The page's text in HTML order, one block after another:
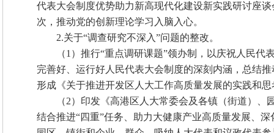
代表大会制度优势助力新高现代化建设新实践研讨座
次，推动党的创新理论学习入脑入心。
2.关于“调查研究不深入”问题的整改。
（1）推行“重点调研课题”领办制，以庆祝人民
完善好、运行好人民代表大会制度的深刻内涵，总结
形成《关于推进开发区人大工作高质量发展的实践和
（2）印发《高港区人大常委会及各镇（街道）
结合推进“四重”任务、助力大健康产业高质量发展、